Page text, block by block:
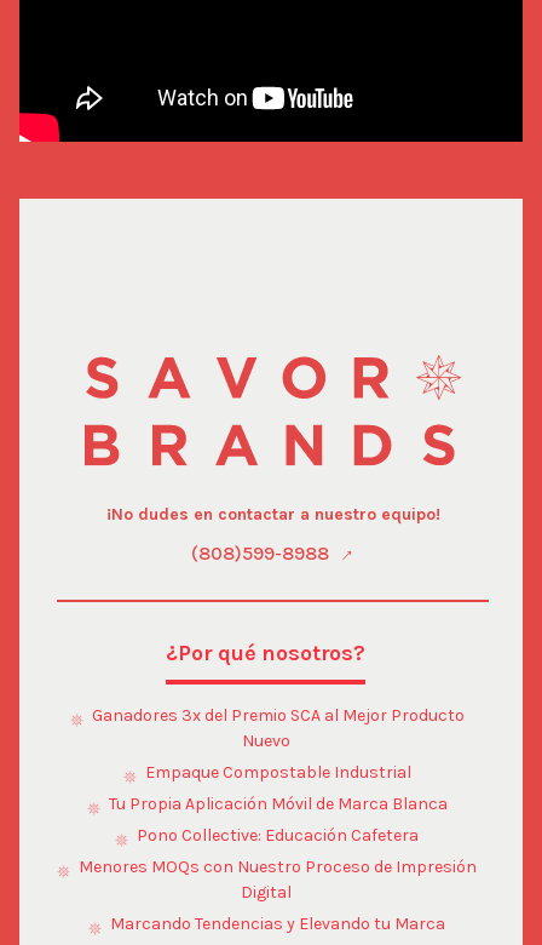
¡No dudes en contactar a nuestro equipo!
(808)599-8988
¿Por qué nosotros?
Ganadores 3x del Premio SCA al Mejor Producto
Nuevo
Empaque Compostable Industrial
Tu Propia Aplicación Móvil de Marca Blanca
Pono Collective: Educación Cafetera
Menores MOQs con Nuestro Proceso de Impresión
Digital
Marcando Tendencias y Elevando tu Marca